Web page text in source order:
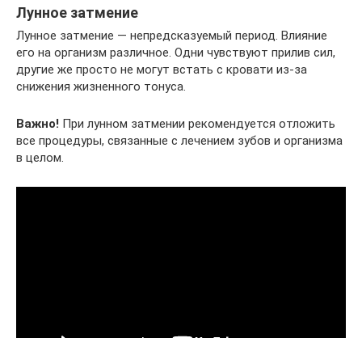
Лунное затмение
Лунное затмение — непредсказуемый период. Влияние
его на организм различное. Одни чувствуют прилив сил,
другие же просто не могут встать с кровати из-за
снижения жизненного тонуса.
Важно! При лунном затмении рекомендуется отложить
все процедуры, связанные с лечением зубов и организма
в целом.